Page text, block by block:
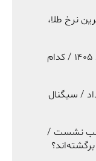
نرخ طلا،
بازدهی بازارها در هفته دوم مرداد ۱۴۰۵ / کدام
/ سیگنال
عقب نشست /